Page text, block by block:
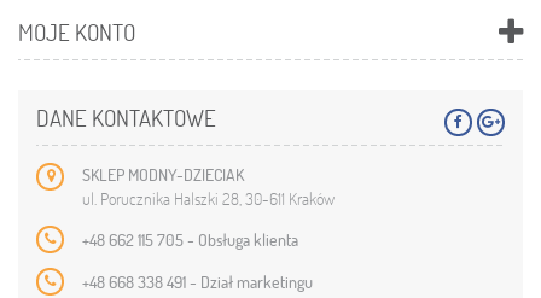
MOJE KONTO
DANE KONTAKTOWE
SKLEP MODNY-DZIECIAK
ul. Porucznika Halszki 28, 30-611 Kraków
+48 662 115 705 - Obsługa klienta
+48 668 338 491 - Dział marketingu